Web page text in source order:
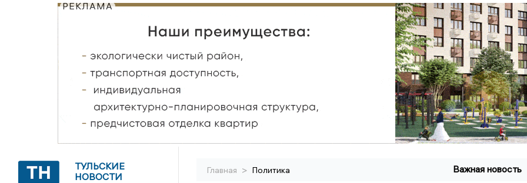
РЕКЛАМА
ТУЛЬСКИЕ
НОВОСТИ
Главная > Политика Важная новость